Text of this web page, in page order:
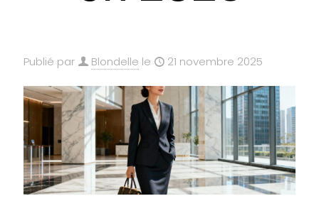
Publié par Blondelle le 21 novembre 2025